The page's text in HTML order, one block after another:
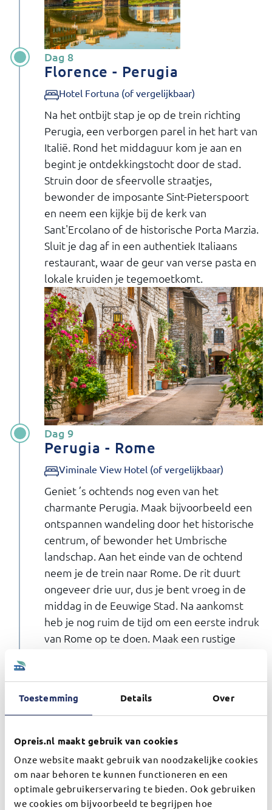
Toestemming Details Over
Opreis.nl maakt gebruik van cookies
Onze website maakt gebruik van noodzakelijke cookies
om naar behoren te kunnen functioneren en een
optimale gebruikerservaring te bieden. Ook gebruiken
we cookies om bijvoorbeeld te begrijpen hoe
Dag 8
Florence - Perugia
Hotel Fortuna (of vergelijkbaar)
Na het ontbijt stap je op de trein richting
Perugia, een verborgen parel in het hart van
Italië. Rond het middaguur kom je aan en
begint je ontdekkingstocht door de stad.
Struin door de sfeervolle straatjes,
bewonder de imposante Sint-Pieterspoort
en neem een kijkje bij de kerk van
Sant'Ercolano of de historische Porta Marzia.
Sluit je dag af in een authentiek Italiaans
restaurant, waar de geur van verse pasta en
lokale kruiden je tegemoetkomt.
Dag 9
Perugia - Rome
Viminale View Hotel (of vergelijkbaar)
Geniet ’s ochtends nog even van het
charmante Perugia. Maak bijvoorbeeld een
ontspannen wandeling door het historische
centrum, of bewonder het Umbrische
landschap. Aan het einde van de ochtend
neem je de trein naar Rome. De rit duurt
ongeveer drie uur, dus je bent vroeg in de
middag in de Eeuwige Stad. Na aankomst
heb je nog ruim de tijd om een eerste indruk
van Rome op te doen. Maak een rustige
bezoek alvast een van de vele
de Spaanse Trappen. ’s Avonds zijn er volop
gezellige trattoria’s om de dag in stijl af te
sluiten.